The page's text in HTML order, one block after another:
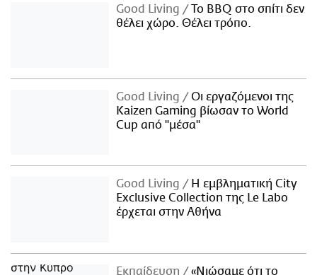
Good Living
Το BBQ στο σπίτι δεν
θέλει χώρο. Θέλει τρόπο.
Good Living
Οι εργαζόμενοι της
Kaizen Gaming βίωσαν το World
Cup από "μέσα"
Good Living
Η εμβληματική City
Exclusive Collection της Le Labo
έρχεται στην Αθήνα
Εκπαίδευση
«Νιώσαμε ότι το